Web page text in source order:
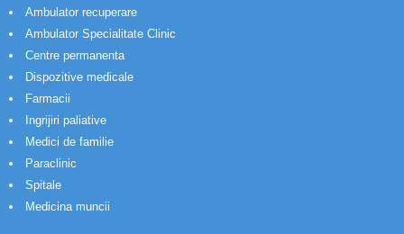
Ambulator recuperare
Ambulator Specialitate Clinic
Centre permanenta
Dispozitive medicale
Farmacii
Ingrijiri paliative
Medici de familie
Paraclinic
Spitale
Medicina muncii